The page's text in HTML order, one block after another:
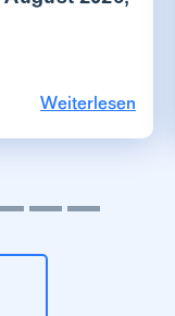
Weiterlesen